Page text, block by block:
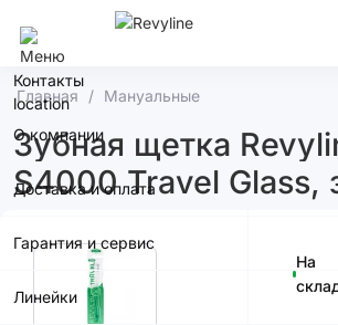
Ростов-На-Дону
Контакты
О компании
Доставка и оплата
Гарантия и сервис
Линейки
Главная Мануальные
Зубная щетка
S4000 Travel Glass,
На